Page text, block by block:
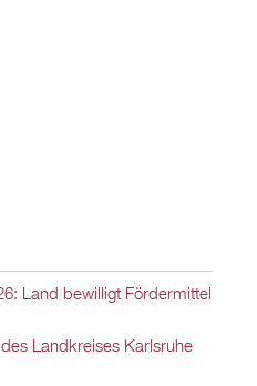
Land bewilligt Fördermittel
Landkreises Karlsruhe